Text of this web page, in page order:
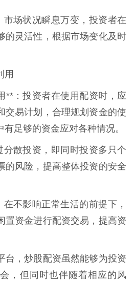
场状况瞬息万变，投资者在
的灵活性，根据市场变化及时
用
**：投资者在使用配资时，应
交易计划，合理规划资金的使
足够的资金应对各种情况。
散投资，即同时投资多只个
的风险，提高整体投资的安全
不影响正常生活的前提下，
置资金进行配资交易，提高资
台，炒股配资虽然能够为投资
，但同时也伴随着相应的风